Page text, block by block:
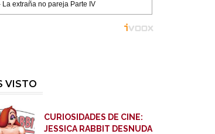
VISTO
CURIOSIDADES DE CINE:
JESSICA RABBIT DESNUDA